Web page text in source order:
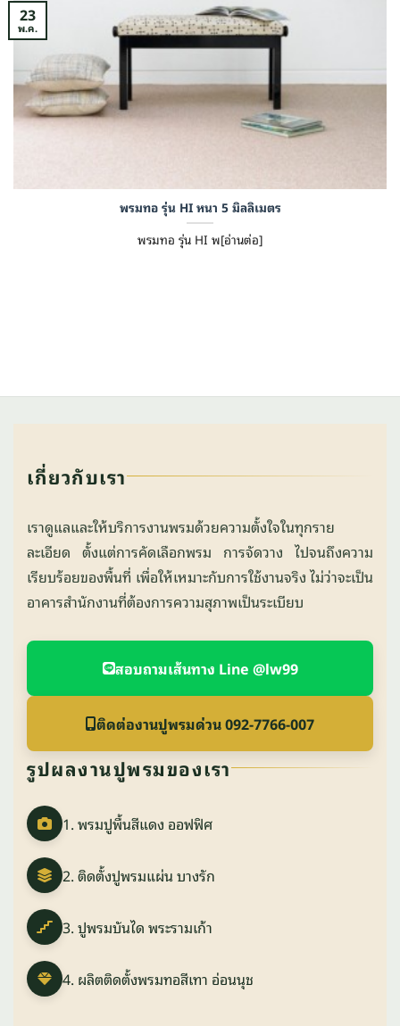
พรมทอ รุ่น HI หนา 5 มิลลิเมตร
พรมทอ รุ่น HI พ[อ่านต่อ]
23
พ.ค.
เกี่ยวกับเรา
เราดูแลและให้บริการงานพรมด้วยความตั้งใจในทุกราย
ละเอียด ตั้งแต่การคัดเลือกพรม การจัดวาง ไปจนถึงความ
เรียบร้อยของพื้นที่ เพื่อให้เหมาะกับการใช้งานจริง ไม่ว่าจะเป็น
อาคารสำนักงานที่ต้องการความสุภาพเป็นระเบียบ
สอบถามเส้นทาง Line @lw99
ติดต่องานปูพรมด่วน 092-7766-007
รูปผลงานปูพรมของเรา
1. พรมปูพื้นสีแดง ออฟฟิศ
2. ติดตั้งปูพรมแผ่น บางรัก
3. ปูพรมบันได พระรามเก้า
4. ผลิตติดตั้งพรมทอสีเทา อ่อนนุช